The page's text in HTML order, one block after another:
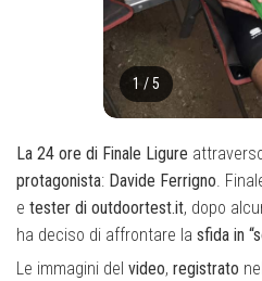
1 /5
La 24 ore di Finale Ligure
protagonista: Davide Ferrigno.
e tester di outdoortest.it, dopo
ha deciso di affrontare la sfida in
Le immagini del video, registrato